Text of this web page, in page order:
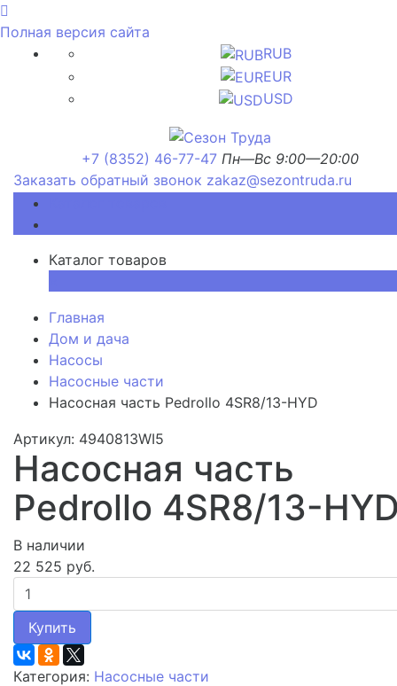
Полная версия сайта
RUB
EUR
USD
+7 (8352) 46-77-47 Пн—Вс 9:00—20:00
Заказать обратный звонок zakaz@sezontruda.ru
Каталог товаров
Главная
Дом и дача
Насосы
Насосные части
Насосная часть Pedrollo 4SR8/13-HYD
Артикул: 4940813WI5
Насосная часть
Pedrollo 4SR8/13-
В наличии
22 525 руб.
Купить
Категория: Насосные части